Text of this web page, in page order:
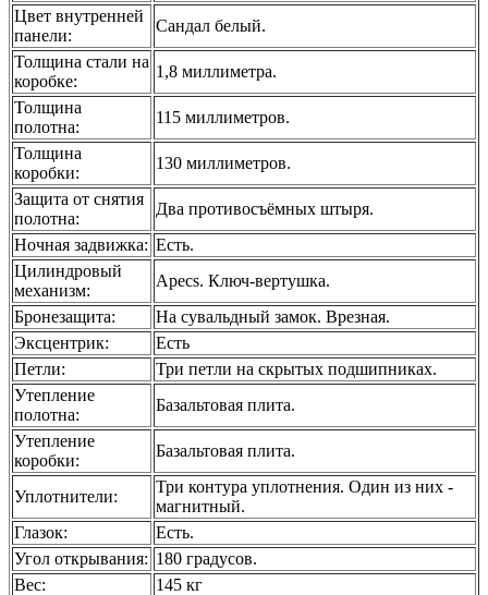
Цвет внутренней
панели:
Сандал белый.
Толщина стали на
коробке:
1,8 миллиметра.
Толщина
полотна:
115 миллиметров.
Толщина
коробки:
130 миллиметров.
Защита от снятия
полотна:
Два противосъёмных штыря.
Ночная задвижка: Есть.
Цилиндровый
механизм:
Apecs. Ключ-вертушка.
Бронезащита:
На сувальдный замок. Врезная.
Эксцентрик:
Есть
Петли:
Три петли на скрытых подшипниках.
Утепление
полотна:
Базальтовая плита.
Утепление
коробки:
Базальтовая плита.
Уплотнители:
Три контура уплотнения. Один из них -
магнитный.
Глазок:
Есть.
Угол открывания: 180 градусов.
Вес: 145 кг